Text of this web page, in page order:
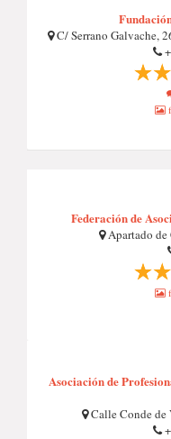
C/ Serrano Galvache,
Federación de
Apartado de
Asociación de
Calle Conde de